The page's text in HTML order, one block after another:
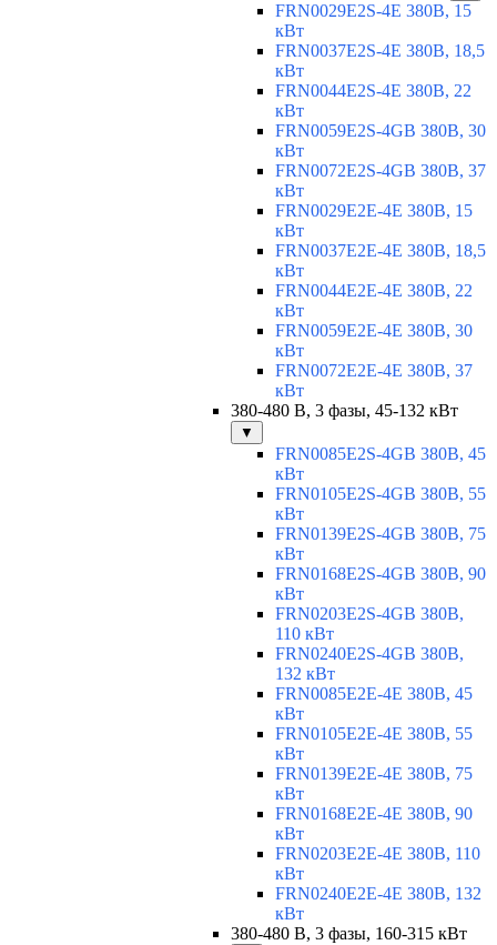
FRN0029E2S-4E 380В, 15
кВт
FRN0037E2S-4E 380В, 18,5
кВт
FRN0044E2S-4E 380В, 22
кВт
FRN0059E2S-4GB 380В, 30
кВт
FRN0072E2S-4GB 380В, 37
кВт
FRN0029E2E-4E 380В, 15
кВт
FRN0037E2E-4E 380В, 18,5
кВт
FRN0044E2E-4E 380В, 22
кВт
FRN0059E2E-4E 380В, 30
кВт
FRN0072E2E-4E 380В, 37
кВт
380-480 В, 3 фазы, 45-132 кВт
▼
FRN0085E2S-4GB 380В, 45
кВт
FRN0105E2S-4GB 380В, 55
кВт
FRN0139E2S-4GB 380В, 75
кВт
FRN0168E2S-4GB 380В, 90
кВт
FRN0203E2S-4GB 380В,
110 кВт
FRN0240E2S-4GB 380В,
132 кВт
FRN0085E2E-4E 380В, 45
кВт
FRN0105E2E-4E 380В, 55
кВт
FRN0139E2E-4E 380В, 75
кВт
FRN0168E2E-4E 380В, 90
кВт
FRN0203E2E-4E 380В, 110
кВт
FRN0240E2E-4E 380В, 132
кВт
380-480 В, 3 фазы, 160-315 кВт